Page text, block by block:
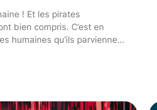
! Et les pirates
bien compris. C’est en
humaines qu’ils parviennent,
(même les plus
les réponses.